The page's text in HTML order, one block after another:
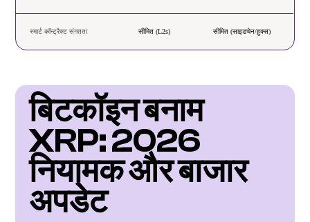
स्मार्ट कॉन्ट्रैक्ट संगतता सीमित (L2s) सीमित (साइडचेन/हुक्स)
बिटकॉइन बनाम
XRP: 2026
नियामक और बाजार
अपडेट